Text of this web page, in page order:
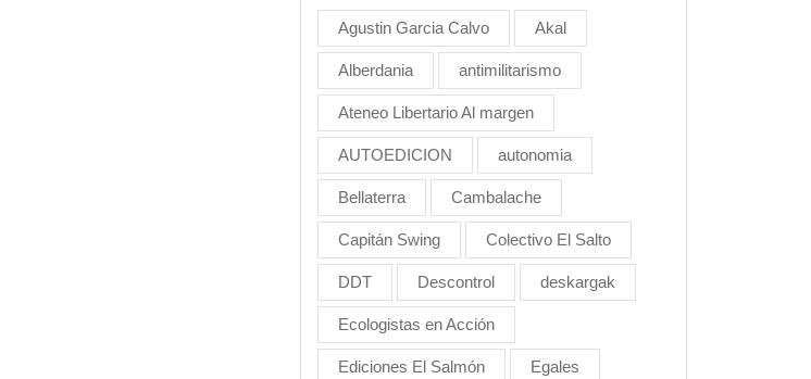
Agustin Garcia Calvo Akal
Alberdania antimilitarismo
Ateneo Libertario Al margen
AUTOEDICION autonomia
Bellaterra Cambalache
Capitán Swing Colectivo El Salto
DDT Descontrol deskargak
Ecologistas en Acción
Ediciones El Salmón Egales